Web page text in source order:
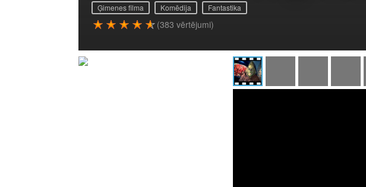
Ģimenes filma Komēdija Fantastika
(383 vērtējumi)